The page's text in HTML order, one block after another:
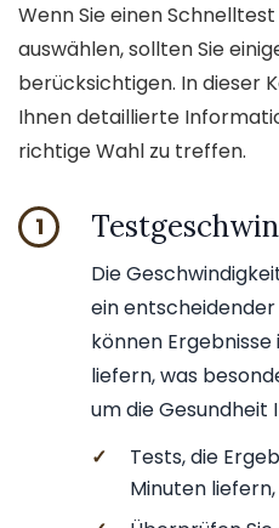
Wenn Sie einen
auswählen, sollten Sie
berücksichtigen. In dieser
Ihnen detaillierte
richtige Wahl zu treffen.
1
Die
ein
können
liefern, was
um die Gesundheit
✓
Tests, die
Minuten liefern,